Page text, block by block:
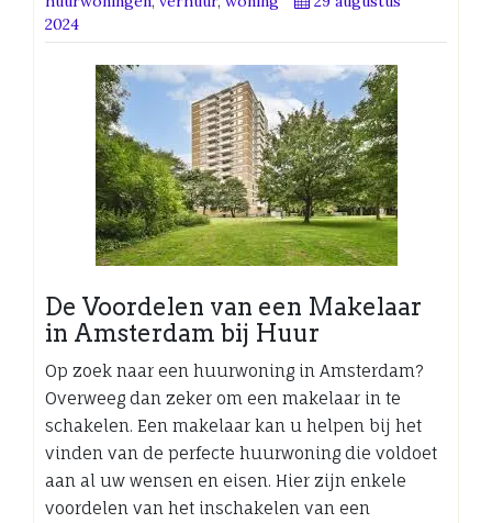
2024
De Voordelen van een Makelaar
in Amsterdam bij Huur
Op zoek naar een huurwoning in Amsterdam?
Overweeg dan zeker om een makelaar in te
schakelen. Een makelaar kan u helpen bij het
vinden van de perfecte huurwoning die voldoet
aan al uw wensen en eisen. Hier zijn enkele
voordelen van het inschakelen van een